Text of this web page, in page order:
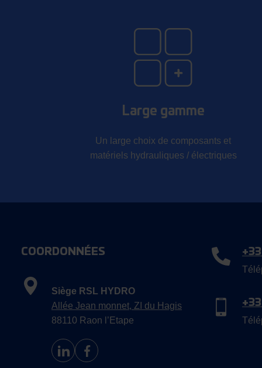
Large gamme
Un large choix de composants et
matériels hydrauliques / électriques
COORDONNÉES
Siège RSL HYDRO
Allée Jean monnet, ZI du Hagis
88110 Raon l’Etape